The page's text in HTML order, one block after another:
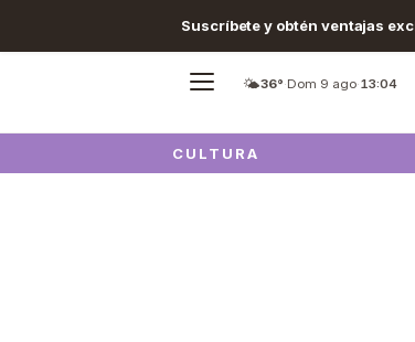
Suscríbete y obtén ventajas
🌤️36°·Dom 9 ago·13:04
CULTURA